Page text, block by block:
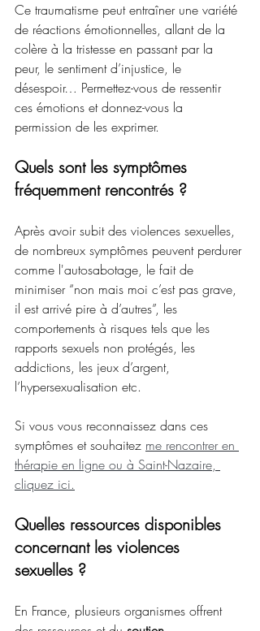
Ce traumatisme peut entraîner une variété
de réactions émotionnelles, allant de la
colère à la tristesse en passant par la
peur, le sentiment d’injustice, le
désespoir… Permettez-vous de ressentir
ces émotions et donnez-vous la
permission de les exprimer.
Quels sont les symptômes
fréquemment rencontrés ?
Après avoir subit des violences sexuelles,
de nombreux symptômes peuvent perdurer
comme l'autosabotage, le fait de
minimiser “non mais moi c’est pas grave,
il est arrivé pire à d’autres”, les
comportements à risques tels que les
rapports sexuels non protégés, les
addictions, les jeux d’argent,
l’hypersexualisation etc.
Si vous vous reconnaissez dans ces
symptômes et souhaitez me rencontrer en
thérapie en ligne ou à Saint-Nazaire,
cliquez ici.
Quelles ressources disponibles
concernant les violences
sexuelles ?
En France, plusieurs organismes offrent